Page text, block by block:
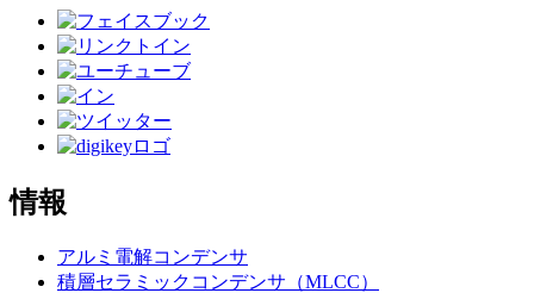
情報
アルミ電解コンデンサ
積層セラミックコンデンサ（MLCC）